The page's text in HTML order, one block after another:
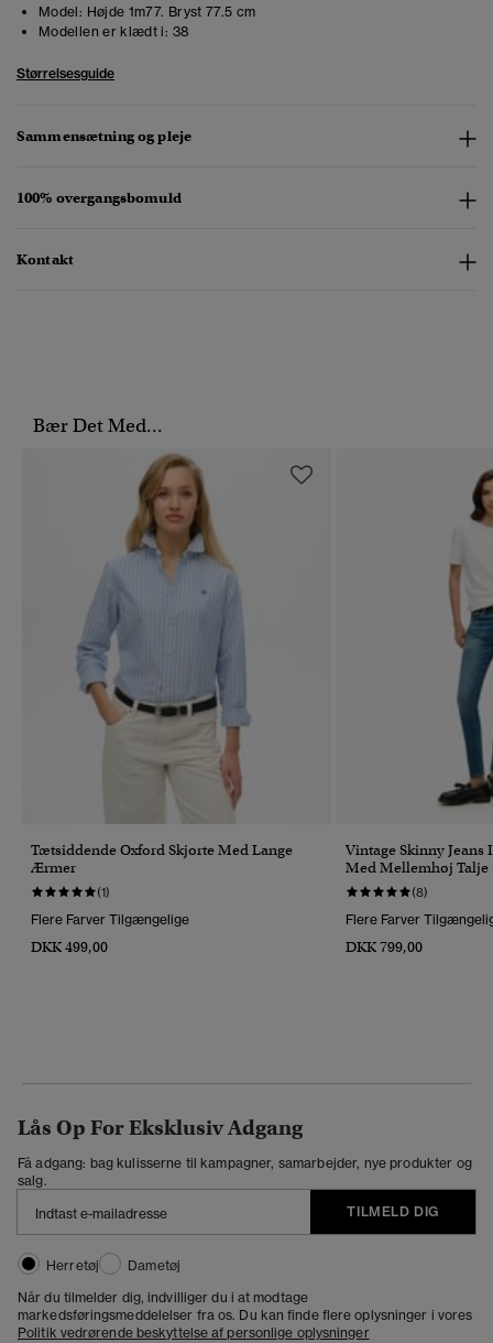
Model: Højde 1m77. Bryst 77.5 cm
Modellen er klædt i: 38
Størrelsesguide
Sammensætning og pleje
100% overgangsbomuld
Kontakt
Bær Det Med...
Tætsiddende Oxford Skjorte Med Lange
Ærmer
(1)
Flere Farver Tilgængelige
DKK 499,00
Vintage Skinny
Med Mellemhøj Talje
(8)
Flere Farver
DKK 799,00
Lås Op For Eksklusiv Adgang
Få adgang: bag kulisserne til kampagner, samarbejder, nye produkter og
salg.
TILMELD DIG
Herretøj
Dametøj
Når du tilmelder dig, indvilliger du i at modtage
markedsføringsmeddelelser fra os. Du kan finde flere oplysninger i vores
Politik vedrørende beskyttelse af personlige oplysninger